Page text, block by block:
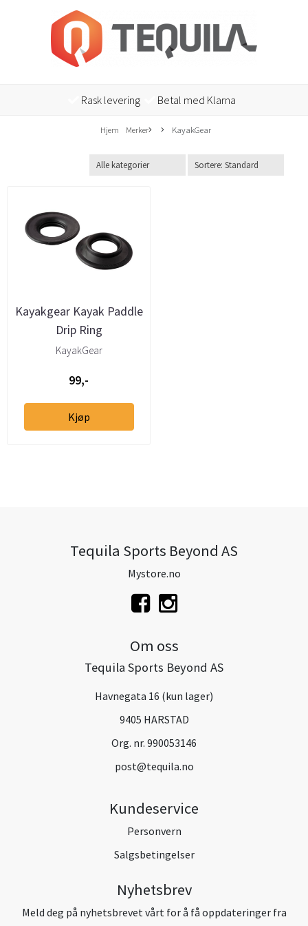
Rask levering Betal med Klarna
Hjem Merker KayakGear
Kayakgear Kayak Paddle
Drip Ring
KayakGear
99,-
Kjøp
Tequila Sports Beyond AS
Mystore.no
Om oss
Tequila Sports Beyond AS
Havnegata 16 (kun lager)
9405 HARSTAD
Org. nr. 990053146
post@tequila.no
Kundeservice
Personvern
Salgsbetingelser
Nyhetsbrev
Meld deg på nyhetsbrevet vårt for å få oppdateringer fra